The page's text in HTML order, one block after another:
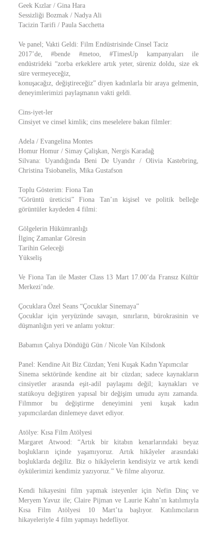
Geek Kızlar / Gina Hara
Sessizliği Bozmak / Nadya Ali
Tacizin Tarifi / Paula Sacchetta
Ve panel; Vakti Geldi: Film Endüstrisinde Cinsel Taciz
2017’de, #bende #metoo, #TimesUp kampanyaları ile
endüstrideki “zorba erkeklere artık yeter, süreniz doldu, size ek
süre vermeyeceğiz,
konuşacağız, değiştireceğiz” diyen kadınlarla bir araya gelmenin,
deneyimlerimizi paylaşmanın vakti geldi.
Cins-iyet-ler
Cinsiyet ve cinsel kimlik; cins meselelere bakan filmler:
Adela / Evangelina Montes
Homur Homur / Simay Çalişkan, Nergis Karadağ
Silvana: Uyandığında Beni De Uyandır / Olivia Kastebring,
Christina Tsiobanelis, Mika Gustafson
Toplu Gösterim: Fiona Tan
“Görüntü üreticisi” Fiona Tan’ın kişisel ve politik belleğe
görüntüler kaydeden 4 filmi:
Gölgelerin Hükümranlığı
İlginç Zamanlar Göresin
Tarihin Geleceği
Yükseliş
Ve Fiona Tan ile Master Class 13 Mart 17.00’da Fransız Kültür
Merkezi’nde.
Çocuklara Özel Seans “Çocuklar Sinemaya”
Çocuklar için yeryüzünde savaşın, sınırların, bürokrasinin ve
düşmanlığın yeri ve anlamı yoktur:
Babamın Çalıya Döndüğü Gün / Nicole Van Kilsdonk
Panel: Kendine Ait Biz Cüzdan; Yeni Kuşak Kadın Yapımcılar
Sinema sektöründe kendine ait bir cüzdan; sadece kaynakların
cinsiyetler arasında eşit-adil paylaşımı değil; kaynakları ve
statükoyu değiştiren yapısal bir değişim umudu aynı zamanda.
Filmmor bu değiştirme deneyimini yeni kuşak kadın
yapımcılardan dinlemeye davet ediyor.
Atölye: Kısa Film Atölyesi
Margaret Atwood: “Artık bir kitabın kenarlarındaki beyaz
boşlukların içinde yaşamıyoruz. Artık hikâyeler arasındaki
boşluklarda değiliz. Biz o hikâyelerin kendisiyiz ve artık kendi
öykülerimizi kendimiz yazıyoruz.” Ve filme alıyoruz.
Kendi hikayesini film yapmak isteyenler için Nefin Dinç ve
Meryem Yavuz ile; Claire Pijman ve Laurie Kahn’ın katılımıyla
Kısa Film Atölyesi 10 Mart’ta başlıyor. Katılımcıların
hikayeleriyle 4 film yapmayı hedefliyor.